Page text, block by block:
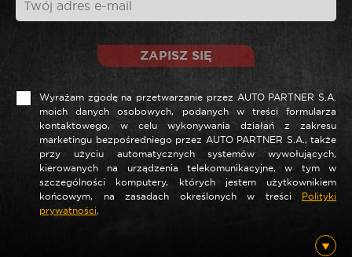
Nazwa*
ZAPISZ SIĘ
Wyrażam zgodę na przetwarzanie przez AUTO PARTNER S.A.
moich danych osobowych, podanych w treści formularza
kontaktowego, w celu wykonywania działań z zakresu
marketingu bezpośredniego przez AUTO PARTNER S.A., także
przy użyciu automatycznych systemów wywołujących,
kierowanych na urządzenia telekomunikacyjne, w tym w
szczególności komputery, których jestem użytkownikiem
końcowym, na zasadach określonych w treści Polityki
prywatności.